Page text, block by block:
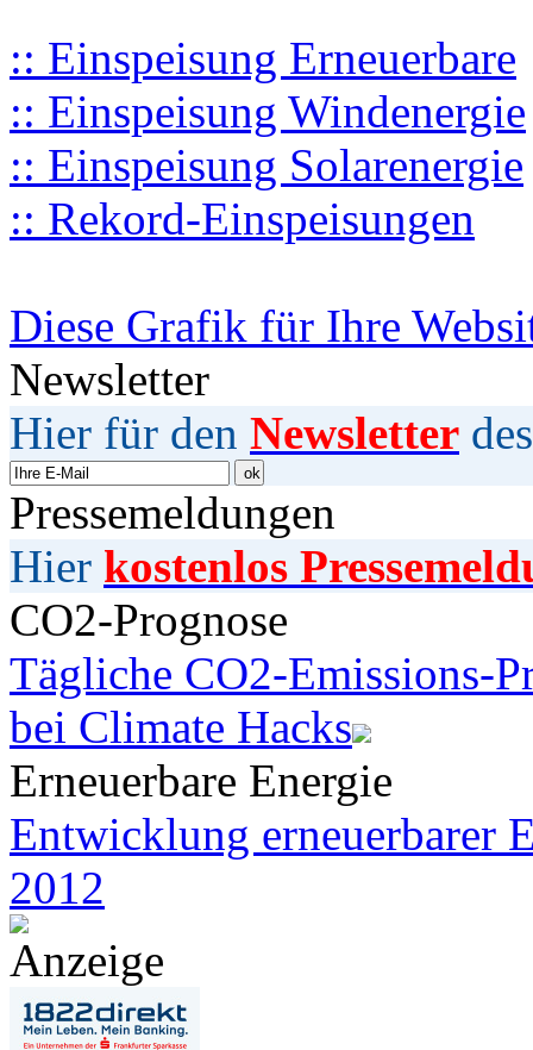
:: Einspeisung Erneuerbare
:: Einspeisung Windenergie
:: Einspeisung Solarenergie
:: Rekord-Einspeisungen
Diese Grafik für Ihre
Newsletter
Hier für den Newsletter
Pressemeldungen
Hier kostenlos
CO2-Prognose
Tägliche CO2-Emissions-
bei Climate Hacks
Erneuerbare Energie
Entwicklung erneuerbarer
2012
Anzeige